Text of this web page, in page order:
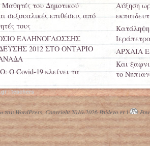
του Δημοτικού
σεξουαλικές επιθέσεις από
τους
ΕΛΛΗΝΟΓΛΩΣΣΗΣ
2012 ΣΤΟ ΟΝΤΑΡΙΟ
Ο Covid-19 κλείνει τα
για την Ιστορία
Αύξηση
Κατάληψη
ΑΡΧΑΙΑ
Και
το
| teachers
WordPress. Copyright 2010-2026 Paidevo.gr |